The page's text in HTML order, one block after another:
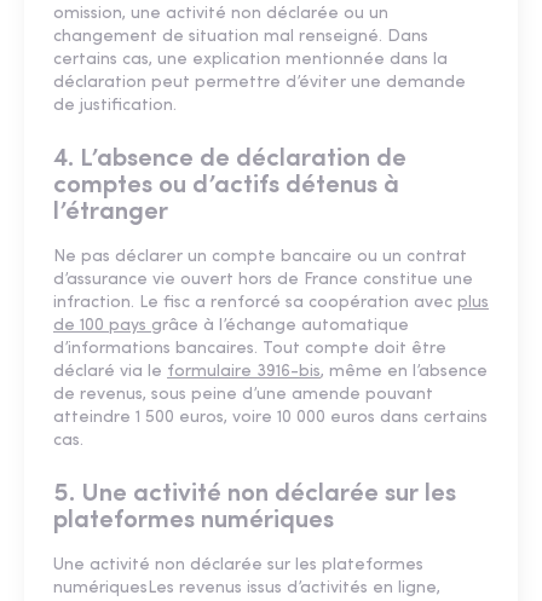
omission, une activité non déclarée ou un
changement de situation mal renseigné. Dans
certains cas, une explication mentionnée dans la
déclaration peut permettre d’éviter une demande
de justification.
4. L’absence de déclaration de
comptes ou d’actifs détenus à
l’étranger
Ne pas déclarer un compte bancaire ou un contrat
d’assurance vie ouvert hors de France constitue une
infraction. Le fisc a renforcé sa coopération avec plus
de 100 pays grâce à l’échange automatique
d’informations bancaires. Tout compte doit être
déclaré via le formulaire 3916-bis, même en l’absence
de revenus, sous peine d’une amende pouvant
atteindre 1 500 euros, voire 10 000 euros dans certains
cas.
5. Une activité non déclarée sur les
plateformes numériques
Une activité non déclarée sur les plateformes
numériquesLes revenus issus d’activités en ligne,